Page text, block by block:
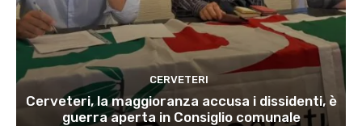
CERVETERI
Cerveteri, la maggioranza accusa i dissidenti, è
guerra aperta in Consiglio comunale